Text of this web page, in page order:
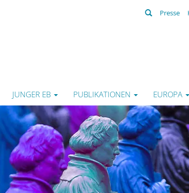
Suchen
Presse
JUNGER EB PUBLIKATIONEN EUROPA